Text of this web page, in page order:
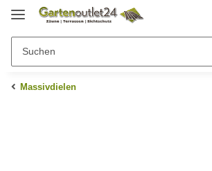
Massivdielen